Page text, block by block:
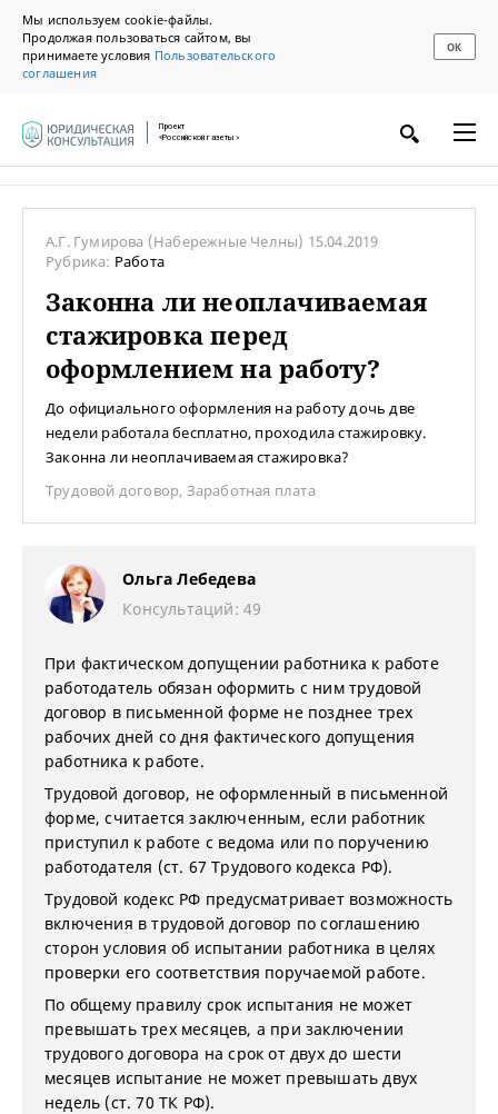
Мы используем cookie-файлы.
Продолжая пользоваться сайтом, вы
принимаете условия Пользовательского
соглашения
ОК
Проект
«Российской газеты»
А.Г. Гумирова (Набережные Челны) 15.04.2019
Рубрика: Работа
Законна ли неоплачиваемая
стажировка перед
оформлением на работу?
До официального оформления на работу дочь две
недели работала бесплатно, проходила стажировку.
Законна ли неоплачиваемая стажировка?
Трудовой договор, Заработная плата
Ольга Лебедева
Консультаций: 49
При фактическом допущении работника к работе
работодатель обязан оформить с ним трудовой
договор в письменной форме не позднее трех
рабочих дней со дня фактического допущения
работника к работе.
Трудовой договор, не оформленный в письменной
форме, считается заключенным, если работник
приступил к работе с ведома или по поручению
работодателя (ст. 67 Трудового кодекса РФ).
Трудовой кодекс РФ предусматривает возможность
включения в трудовой договор по соглашению
сторон условия об испытании работника в целях
проверки его соответствия поручаемой работе.
По общему правилу срок испытания не может
превышать трех месяцев, а при заключении
трудового договора на срок от двух до шести
месяцев испытание не может превышать двух
недель (ст. 70 ТК РФ).